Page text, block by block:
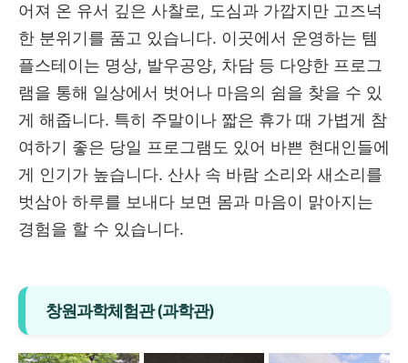
어져 온 유서 깊은 사찰로, 도심과 가깝지만 고즈넉
한 분위기를 품고 있습니다. 이곳에서 운영하는 템
플스테이는 명상, 발우공양, 차담 등 다양한 프로그
램을 통해 일상에서 벗어나 마음의 쉼을 찾을 수 있
게 해줍니다. 특히 주말이나 짧은 휴가 때 가볍게 참
여하기 좋은 당일 프로그램도 있어 바쁜 현대인들에
게 인기가 높습니다. 산사 속 바람 소리와 새소리를
벗삼아 하루를 보내다 보면 몸과 마음이 맑아지는
경험을 할 수 있습니다.
창원과학체험관 (과학관)